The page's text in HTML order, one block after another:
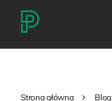
Strona główna Blog